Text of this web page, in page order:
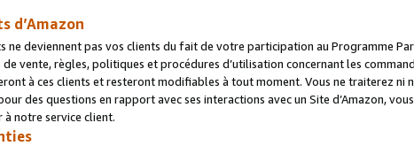
d’Amazon
ne deviennent pas vos clients du fait de votre participation au Programme
de vente, règles, politiques et procédures d’utilisation concernant les
à ces clients et resteront modifiables à tout moment. Vous ne traiterez ni
des questions en rapport avec ses interactions avec un Site d’Amazon,
à notre service client.